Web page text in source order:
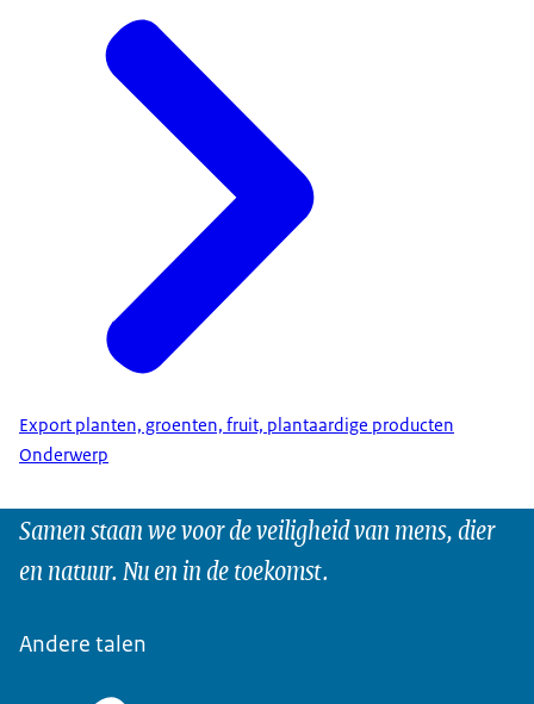
Export planten, groenten, fruit, plantaardige producten
Onderwerp
Samen staan we voor de veiligheid van mens, dier
en natuur. Nu en in de toekomst.
Andere talen